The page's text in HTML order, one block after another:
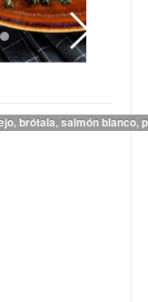
brótala, salmón blanco,